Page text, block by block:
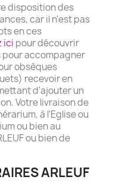
disposition des
car il n'est pas
en ces
ici pour découvrir
pour accompagner
obsèques
recevoir en
d'ajouter un
Votre livraison de
à l'Eglise ou
ou bien au
ou bien de
ARLEUF